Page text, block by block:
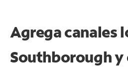
Agrega canales
Southborough y